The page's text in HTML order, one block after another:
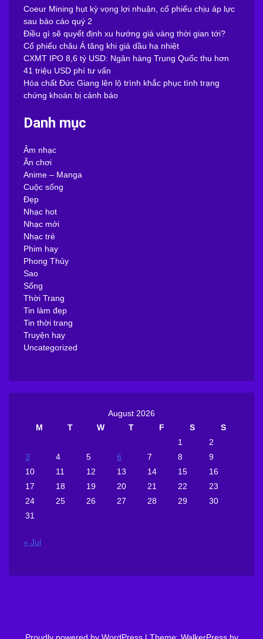
Coeur Mining hụt kỳ vọng lợi nhuận, cổ phiếu chịu áp lực
sau báo cáo quý 2
Điều gì sẽ quyết định xu hướng giá vàng thời gian tới?
Cổ phiếu châu Á tăng khi giá dầu hạ nhiệt
CXMT IPO 8,6 tỷ USD: Ngân hàng Trung Quốc thu hơn
41 triệu USD phí tư vấn
Hóa chất Đức Giang lên lộ trình khắc phục tình trạng
chứng khoán bị cảnh báo
Danh mục
Âm nhạc
Ăn chơi
Anime – Manga
Cuộc sống
Đẹp
Nhạc hot
Nhạc mới
Nhạc trẻ
Phim hay
Phong Thủy
Sao
Sống
Thời Trang
Tin làm đẹp
Tin thời trang
Truyện hay
Uncategorized
August 2026
M
T W T F S
S
1
2
3
4 5 6 7 8
9
10
11 12 13 14 15
16
17
18 19 20 21 22
23
24
25 26 27 28 29
30
31
« Jul